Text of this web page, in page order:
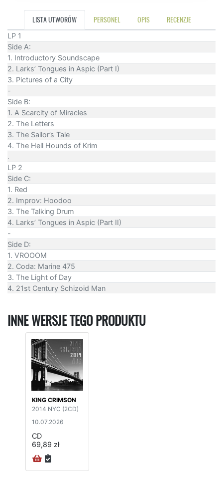
LISTA UTWORÓW PERSONEL OPIS RECENZJE
LP 1
Side A:
1. Introductory Soundscape
2. Larks’ Tongues in Aspic (Part I)
3. Pictures of a City
-
Side B:
1. A Scarcity of Miracles
2. The Letters
3. The Sailor’s Tale
4. The Hell Hounds of Krim
.
LP 2
Side C:
1. Red
2. Improv: Hoodoo
3. The Talking Drum
4. Larks’ Tongues in Aspic (Part II)
-
Side D:
1. VROOOM
2. Coda: Marine 475
3. The Light of Day
4. 21st Century Schizoid Man
INNE WERSJE TEGO PRODUKTU
KING CRIMSON
2014 NYC (2CD)
10.07.2026
CD
69,89 zł